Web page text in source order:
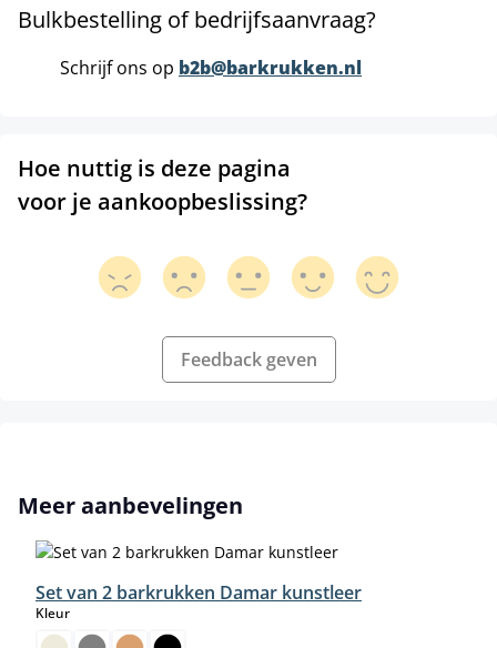
Bulkbestelling of bedrijfsaanvraag?
Schrijf ons op b2b@barkrukken.nl
Hoe nuttig is deze pagina
voor je aankoopbeslissing?
Feedback geven
Productgalerij overslaan
Meer aanbevelingen
Set van 2 barkrukken Damar kunstleer
Kleurselect